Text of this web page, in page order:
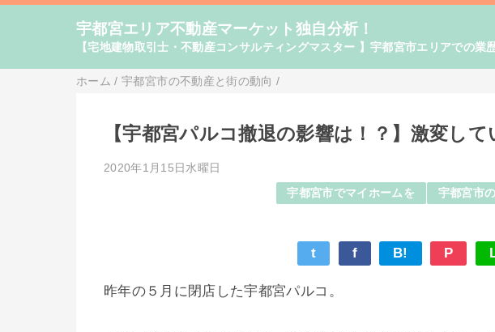
宇都宮エリア不動産マーケット独自分析！
【宅地建物取引士・不動産コンサルティングマスター 】宇都宮市エリアでの業
ホーム /宇都宮市の不動産と街の動向 /
【宇都宮パルコ撤退の影響は！？】激変し
2020年1月15日水曜日
宇都宮市でマイホームを 宇都宮市
t f B! P
昨年の５月に閉店した宇都宮パルコ。